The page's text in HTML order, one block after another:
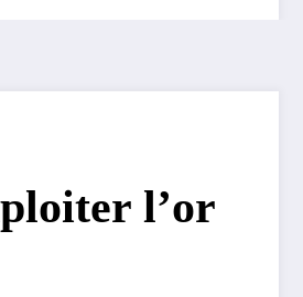
l’or